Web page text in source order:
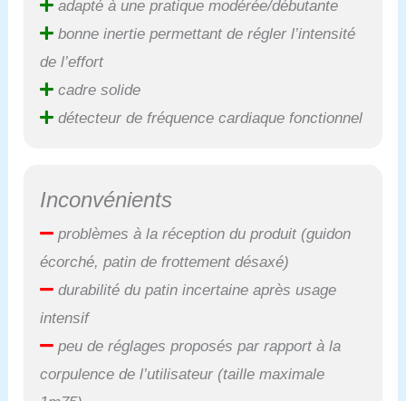
adapté à une pratique modérée/débutante
bonne inertie permettant de régler l’intensité
de l’effort
cadre solide
détecteur de fréquence cardiaque fonctionnel
Inconvénients
problèmes à la réception du produit (guidon
écorché, patin de frottement désaxé)
durabilité du patin incertaine après usage
intensif
peu de réglages proposés par rapport à la
corpulence de l’utilisateur (taille maximale